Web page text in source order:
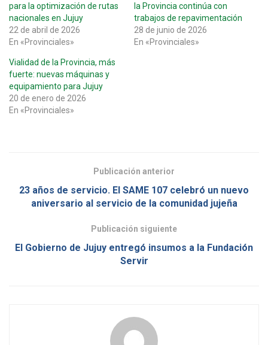
para la optimización de rutas
nacionales en Jujuy
22 de abril de 2026
En «Provinciales»
la Provincia continúa con
trabajos de repavimentación
28 de junio de 2026
En «Provinciales»
Vialidad de la Provincia, más
fuerte: nuevas máquinas y
equipamiento para Jujuy
20 de enero de 2026
En «Provinciales»
Publicación anterior
23 años de servicio. El SAME 107 celebró un nuevo
aniversario al servicio de la comunidad jujeña
Publicación siguiente
El Gobierno de Jujuy entregó insumos a la Fundación
Servir